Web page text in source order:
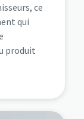
ce
qui
produit